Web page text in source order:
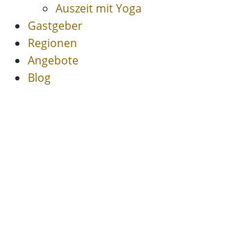
Auszeit mit Yoga
Gastgeber
Regionen
Angebote
Blog